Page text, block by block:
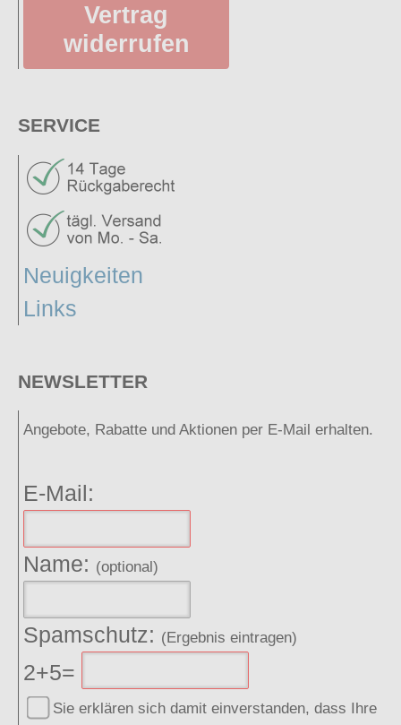
Vertrag
widerrufen
SERVICE
Neuigkeiten
Links
NEWSLETTER
Angebote, Rabatte und Aktionen per E-Mail erhalten.
E-Mail:
Name: (optional)
Spamschutz: (Ergebnis eintragen)
2+5=
Sie erklären sich damit einverstanden, dass Ihre